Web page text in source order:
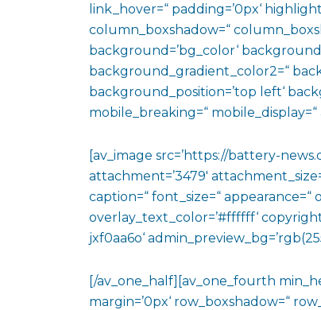
link_hover=“ padding=’0px‘
column_boxshadow=“
background=’bg_color‘
background_gradient_color2=“
background_position=’top left‘
mobile_breaking=“ mobile_display=“
[av_image src=’https://battery-
attachment=’3479′
caption=“ font_size=“ appearance=“
overlay_text_color=’#ffffff‘
jxf0aa6o‘
[/av_one_half][av_one_fourth
margin=’0px‘ row_boxshadow=“